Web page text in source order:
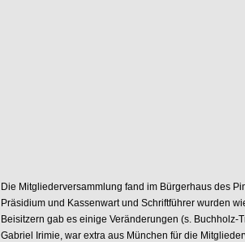
Die Mitgliederversammlung fand im Bürgerhaus des
Präsidium und Kassenwart und Schriftführer wurden
Beisitzern gab es einige Veränderungen (s. Buchholz-
Gabriel Irimie, war extra aus München für die